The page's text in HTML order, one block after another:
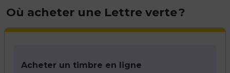
Où acheter une Lettre verte ?
Acheter un timbre en ligne